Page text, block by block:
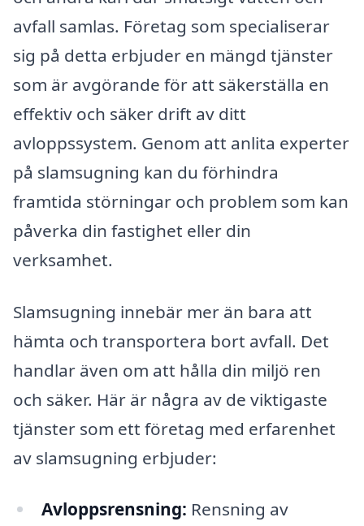
avfall samlas. Företag som specialiserar
sig på detta erbjuder en mängd tjänster
som är avgörande för att säkerställa en
effektiv och säker drift av ditt
avloppssystem. Genom att anlita experter
på slamsugning kan du förhindra
framtida störningar och problem som kan
påverka din fastighet eller din
verksamhet.
Slamsugning innebär mer än bara att
hämta och transportera bort avfall. Det
handlar även om att hålla din miljö ren
och säker. Här är några av de viktigaste
tjänster som ett företag med erfarenhet
av slamsugning erbjuder:
Avloppsrensning: Rensning av